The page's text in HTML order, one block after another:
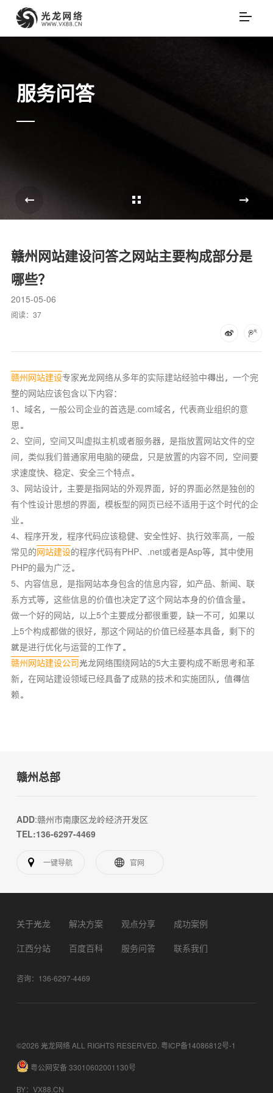
服务问答
赣州网站建设问答之网站主要构成部分是
哪些？
2015-05-06
阅读： 37
赣州网站建设专家光龙网络从多年的实际建站经验中得出，一个完
整的网站应该包含以下内容：
1、域名，一般公司企业的首选是.com域名，代表商业组织的意
思。
2、空间，空间又叫虚拟主机或者服务器，是指放置网站文件的空
间，类似我们普通家用电脑的硬盘，只是放置的内容不同，空间要
求速度快、稳定、安全三个特点。
3、网站设计，主要是指网站的外观界面，好的界面必然是独创的
有个性设计思想的界面，模板型的网页已经不适用于这个时代的企
业。
4、程序开发，程序代码应该稳健、安全性好、执行效率高，一般
常见的网站建设的程序代码有PHP、.net或者是Asp等，其中使用
PHP的最为广泛。
5、内容信息，是指网站本身包含的信息内容，如产品、新闻、联
系方式等，这些信息的价值也决定了这个网站本身的价值含量。
做一个好的网站，以上5个主要成分都很重要，缺一不可，如果以
上5个构成都做的很好，那这个网站的价值已经基本具备，剩下的
就是进行优化与运营的工作了。
赣州网站建设公司光龙网络围绕网站的5大主要构成不断思考和革
新，在网站建设领域已经具备了成熟的技术和实施团队，值得信
赖。
赣州总部
ADD:赣州市南康区龙岭经济开发区
TEL:136-6297-4469
一键导航 官网
关于光龙 解决方案 观点分享
成功案例
江西分站
百度百科 服务问答 联系我们
咨询：136-6297-4469
©2026 光龙网络 ALL RIGHTS RESERVED. 粤ICP备14086812号-1
粤公网安备 33010602001130号
BY： VX88.CN